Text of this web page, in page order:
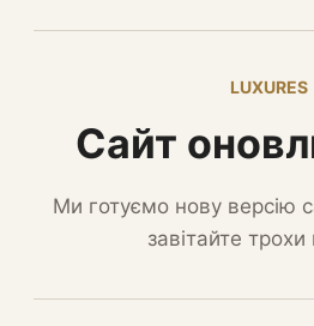
LUXURES
Сайт
Ми готуємо нову версію
завітайте трохи